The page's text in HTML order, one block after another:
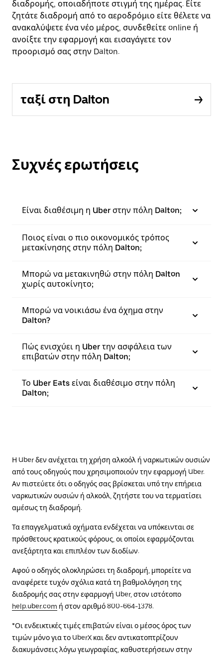
διαδρομής, οποιαδήποτε στιγμή της ημέρας. Είτε
ζητάτε διαδρομή από το αεροδρόμιο είτε θέλετε να
ανακαλύψετε ένα νέο μέρος, συνδεθείτε online ή
ανοίξτε την εφαρμογή και εισαγάγετε τον
προορισμό σας στην Dalton.
ταξί στη Dalton
Συχνές ερωτήσεις
Είναι διαθέσιμη η Uber στην πόλη Dalton;
Ποιος είναι ο πιο οικονομικός τρόπος
μετακίνησης στην πόλη Dalton;
Μπορώ να μετακινηθώ στην πόλη Dalton
χωρίς αυτοκίνητο;
Μπορώ να νοικιάσω ένα όχημα στην
Dalton?
Πώς ενισχύει η Uber την ασφάλεια των
επιβατών στην πόλη Dalton;
Το Uber Eats είναι διαθέσιμο στην πόλη
Dalton;
Η Uber δεν ανέχεται τη χρήση αλκοόλ ή ναρκωτικών ουσιών
από τους οδηγούς που χρησιμοποιούν την εφαρμογή Uber.
Αν πιστεύετε ότι ο οδηγός σας βρίσκεται υπό την επήρεια
ναρκωτικών ουσιών ή αλκοόλ, ζητήστε του να τερματίσει
αμέσως τη διαδρομή.
Τα επαγγελματικά οχήματα ενδέχεται να υπόκεινται σε
πρόσθετους κρατικούς φόρους, οι οποίοι εφαρμόζονται
ανεξάρτητα και επιπλέον των διοδίων.
Αφού ο οδηγός ολοκληρώσει τη διαδρομή, μπορείτε να
αναφέρετε τυχόν σχόλια κατά τη βαθμολόγηση της
διαδρομής σας στην εφαρμογή Uber, στον ιστότοπο
help.uber.com ή στον αριθμό 800-664-1378.
*Οι ενδεικτικές τιμές επιβατών είναι ο μέσος όρος των
τιμών μόνο για το UberX και δεν αντικατοπτρίζουν
διακυμάνσεις λόγω γεωγραφίας, καθυστερήσεων στην